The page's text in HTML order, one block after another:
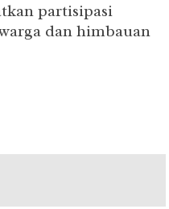
partisipasi
dan himbauan